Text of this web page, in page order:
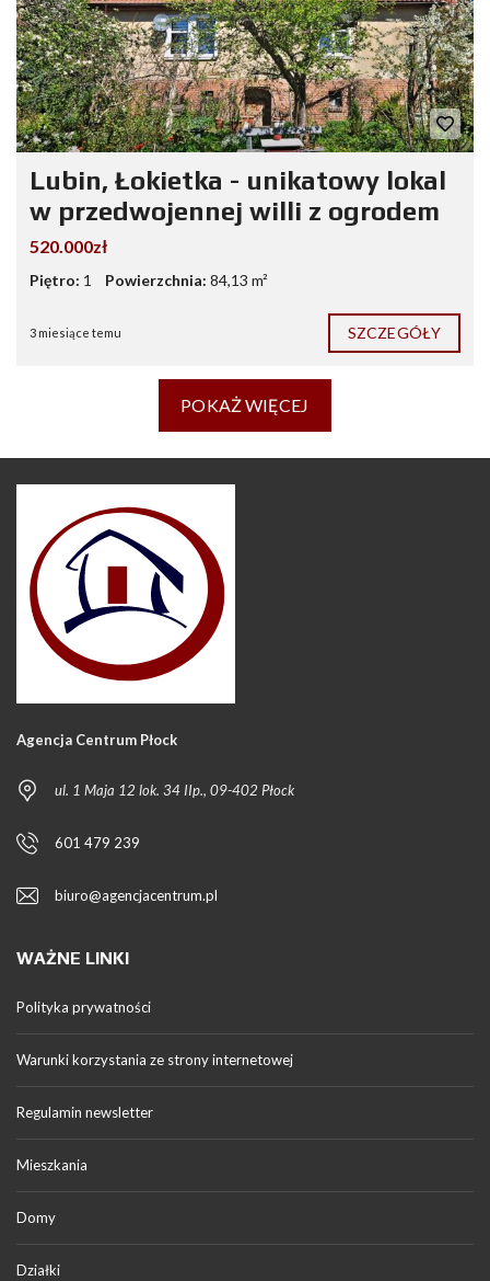
Lubin, Łokietka - unikatowy lokal
w przedwojennej willi z ogrodem
520.000zł
Piętro: 1 Powierzchnia: 84,13 m²
3 miesiące temu SZCZEGÓŁY
POKAŻ WIĘCEJ
Agencja Centrum Płock
ul. 1 Maja 12 lok. 34 IIp., 09-402 Płock
601 479 239
biuro@agencjacentrum.pl
WAŻNE LINKI
Polityka prywatności
Warunki korzystania ze strony internetowej
Regulamin newsletter
Mieszkania
Domy
Działki